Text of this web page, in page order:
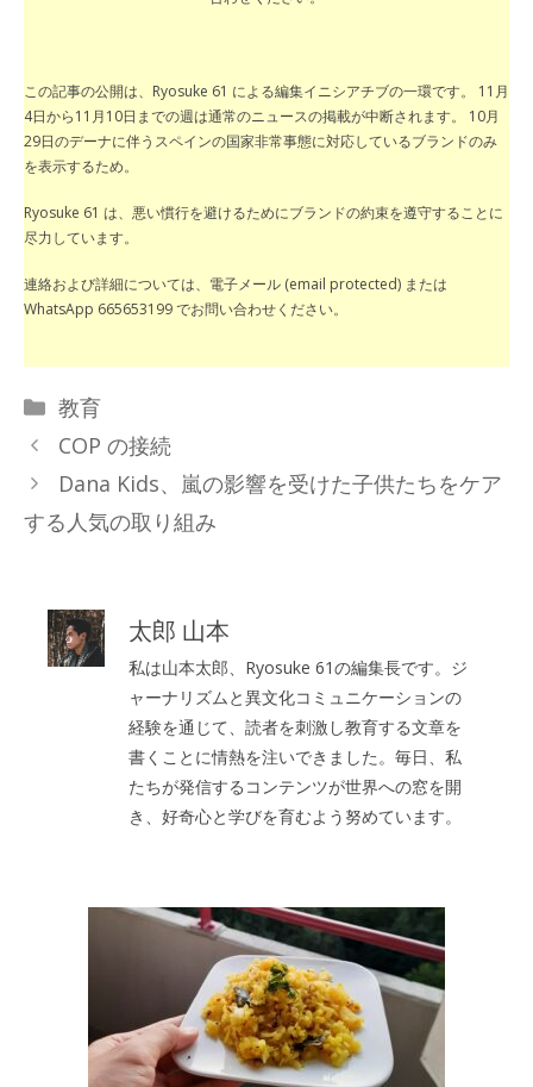
この記事の公開は、Ryosuke 61 による編集イニシアチブの一環です。 11月
4日から11月10日までの週は通常のニュースの掲載が中断されます。 10月
29日のデーナに伴うスペインの国家非常事態に対応しているブランドのみ
を表示するため。
Ryosuke 61 は、悪い慣行を避けるためにブランドの約束を遵守することに
尽力しています。
連絡および詳細については、電子メール (email protected) または
WhatsApp 665653199 でお問い合わせください。
カ
テ
リ
ー
教育
COP の接続
Dana Kids、嵐の影響を受けた子供たちをケア
する人気の取り組み
太郎 山本
私は山本太郎、Ryosuke 61の編集長です。ジ
ャーナリズムと異文化コミュニケーションの
経験を通じて、読者を刺激し教育する文章を
書くことに情熱を注いできました。毎日、私
たちが発信するコンテンツが世界への窓を開
き、好奇心と学びを育むよう努めています。